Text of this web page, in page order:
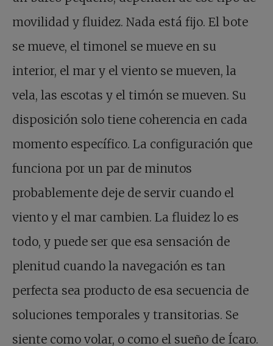
movilidad y fluidez. Nada está fijo. El bote
se mueve, el timonel se mueve en su
interior, el mar y el viento se mueven, la
vela, las escotas y el timón se mueven. Su
disposición solo tiene coherencia en cada
momento específico. La configuración que
funciona por un par de minutos
probablemente deje de servir cuando el
viento y el mar cambien. La fluidez lo es
todo, y puede ser que esa sensación de
plenitud cuando la navegación es tan
perfecta sea producto de esa secuencia de
soluciones temporales y transitorias. Se
siente como volar, o como el sueño de Ícaro.